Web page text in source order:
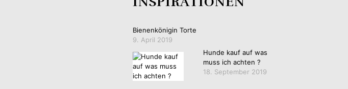
Bienenkönigin Torte
9. April 2019
Hunde kauf auf was
muss ich achten ?
18. September 2019